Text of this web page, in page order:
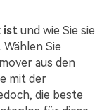
ist und wie Sie sie
Sie
aus den
mit der
die beste